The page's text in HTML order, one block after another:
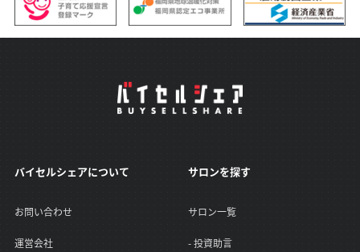
バイセルシェアについて
お問い合わせ
運営会社
サロンを探す
サロン一覧
- 投資助言